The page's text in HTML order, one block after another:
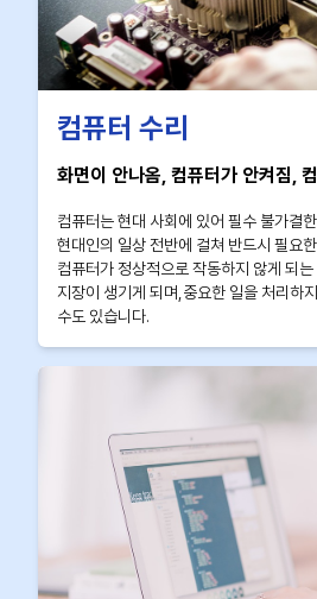
컴퓨터 수리
화면이 안나옴, 컴퓨터가 안켜짐,
컴퓨터는 현대 사회에 있어 필수 불가결
현대인의 일상 전반에 걸쳐 반드시 필요
컴퓨터가 정상적으로 작동하지 않게 되
지장이 생기게 되며,중요한 일을 처리하
수도 있습니다.